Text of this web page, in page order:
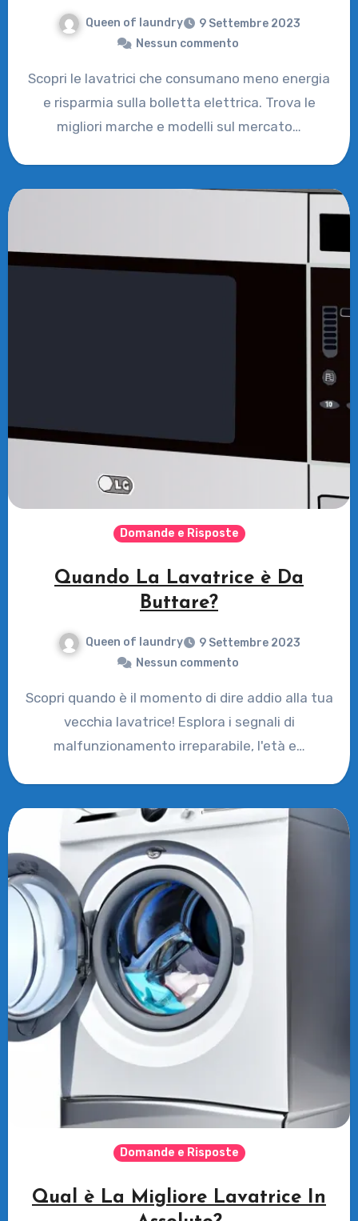
Queen of laundry
9 Settembre 2023
Nessun commento
Scopri le lavatrici che consumano meno energia
e risparmia sulla bolletta elettrica. Trova le
migliori marche e modelli sul mercato…
Domande e Risposte
Quando La Lavatrice è Da
Buttare?
Queen of laundry
9 Settembre 2023
Nessun commento
Scopri quando è il momento di dire addio alla tua
vecchia lavatrice! Esplora i segnali di
malfunzionamento irreparabile, l'età e…
Domande e Risposte
Qual è La Migliore Lavatrice In